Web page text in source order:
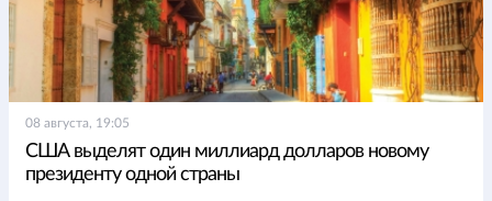
08 августа, 19:05
США выделят один миллиард долларов новому
президенту одной страны